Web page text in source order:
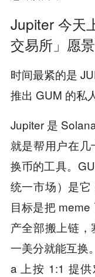
Jupiter 今天
交易所」愿
时间最紧的是
推出 GUM 的私
Jupiter 是
就是帮用户在
换币的工具。
统一市场）是它
目标是把
产全部搬上链
一美分就能互换
a 上按 1:1 提